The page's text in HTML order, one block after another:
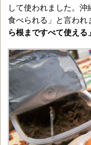
して使われました。
食べられる」と言われ
ら根まですべて使える」